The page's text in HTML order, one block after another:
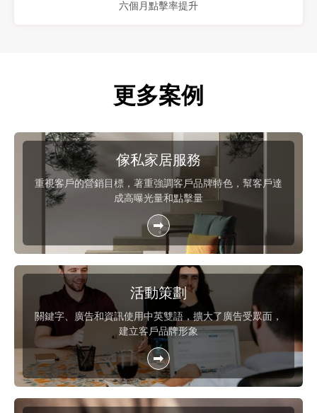
六個月點擊率提升
更多案例
傢私家居服務
重視客戶的營銷目標，著重強調客戶品牌特色，幫客戶達
成高曝光量和點擊量
活動策劃
關鍵字、廣告和資訊使用中英雙語，擴大了廣告受眾面，
建立客戶品牌形象